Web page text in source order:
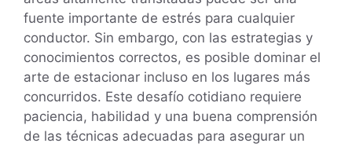
fuente importante de estrés para cualquier
conductor. Sin embargo, con las estrategias y
conocimientos correctos, es posible dominar el
arte de estacionar incluso en los lugares más
concurridos. Este desafío cotidiano requiere
paciencia, habilidad y una buena comprensión
de las técnicas adecuadas para asegurar un